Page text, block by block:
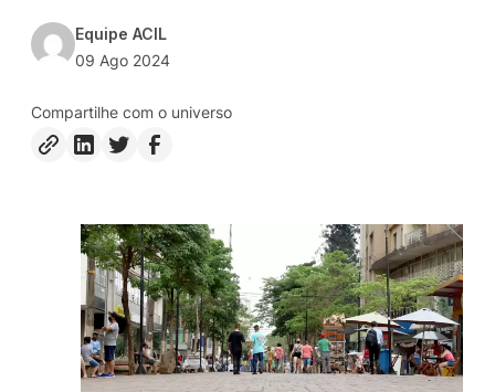
Equipe ACIL
09 Ago 2024
Compartilhe com o universo